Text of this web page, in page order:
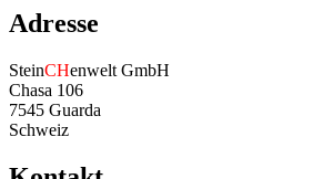
Adresse
SteinCHenwelt GmbH
Chasa 106
7545 Guarda
Schweiz